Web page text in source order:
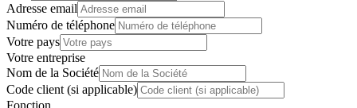
Adresse email
Numéro de téléphone
Votre pays
Votre entreprise
Nom de la Société
Code client (si applicable)
Fonction